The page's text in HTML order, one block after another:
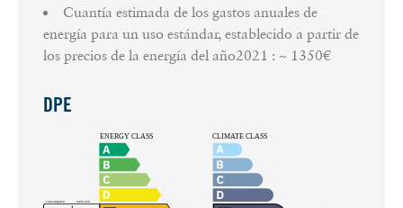
Cuantía estimada de los gastos anuales de
energía para un uso estándar, establecido a partir de
los precios de la energía del año2021 : ~ 1350€
DPE